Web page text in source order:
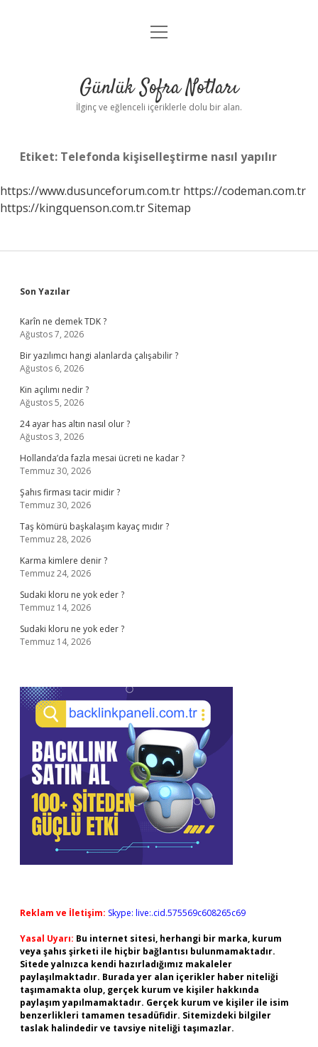
Anasayfa
Yasal Uyarı
menüyü
Günlük Sofra Notları
İlginç ve eğlenceli içeriklerle dolu bir alan.
Etiket: Telefonda kişiselleştirme nasıl yapılır
https://www.dusunceforum.com.tr https://codeman.com.tr
https://kingquenson.com.trSitemap
Sidebar
Son Yazılar
Karîn ne demek TDK ?
Ağustos 7, 2026
Bir yazılımcı hangi alanlarda çalışabilir ?
Ağustos 6, 2026
Kin açılımı nedir ?
Ağustos 5, 2026
24 ayar has altın nasıl olur ?
Ağustos 3, 2026
Hollanda’da fazla mesai ücreti ne kadar ?
Temmuz 30, 2026
Şahıs firması tacir midir ?
Temmuz 30, 2026
Taş kömürü başkalaşım kayaç mıdır ?
Temmuz 28, 2026
Karma kimlere denir ?
Temmuz 24, 2026
Sudaki kloru ne yok eder ?
Temmuz 14, 2026
Sudaki kloru ne yok eder ?
Temmuz 14, 2026
Reklam ve İletişim: Skype: live:.cid.575569c608265c69
Yasal Uyarı: Bu internet sitesi, herhangi bir marka, kurum
veya şahıs şirketi ile hiçbir bağlantısı bulunmamaktadır.
Sitede yalnızca kendi hazırladığımız makaleler
paylaşılmaktadır. Burada yer alan içerikler haber niteliği
taşımamakta olup, gerçek kurum ve kişiler hakkında
paylaşım yapılmamaktadır. Gerçek kurum ve kişiler ile isim
benzerlikleri tamamen tesadüfidir. Sitemizdeki bilgiler
taslak halindedir ve tavsiye niteliği taşımazlar.